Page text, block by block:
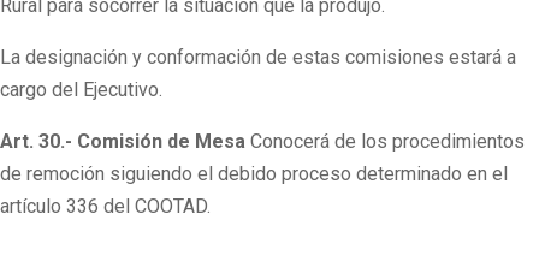
Rural para socorrer la situación que la produjo.
La designación y conformación de estas comisiones estará a
cargo del Ejecutivo.
Art. 30.- Comisión de Mesa Conocerá de los procedimientos
de remoción siguiendo el debido proceso determinado en el
artículo 336 del COOTAD.